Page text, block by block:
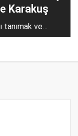
Karakuş
tanımak ve
etmek...